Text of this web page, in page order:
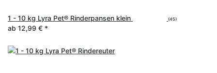
1 - 10 kg Lyra Pet® Rinderpansen klein (45)
ab 12,99 € *